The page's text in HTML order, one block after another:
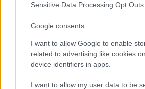
Sensitive Data Processing Opt Outs
Google consents
I want to allow Google to enable
related to advertising like cookies
device identifiers in apps.
I want to allow my user data to be
Bildungs- und Informationszwecken. Der
Redaktion der Website sind nicht für die
Anwendung verantwortlich. Bevor Sie
zu konsultieren.